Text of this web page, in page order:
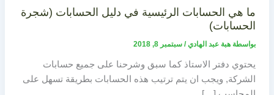
ما هي الحسابات الرئيسية في دليل الحسابات (شجرة
الحسابات)
بواسطة هبة عبد الهادي/ سبتمبر 8, 2018
يحتوي دفتر الاستاذ كما سبق وشرحنا على جميع حسابات
الشركة, ويجب ان يتم ترتيب هذه الحسابات بطريقة تسهل على